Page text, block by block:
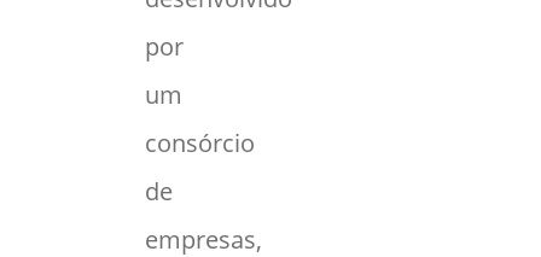
por
um
consórcio
de
empresas,